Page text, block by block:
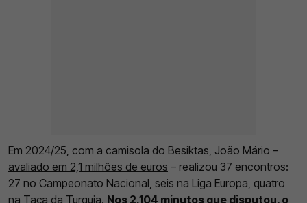
Em 2024/25, com a camisola do Besiktas, João Mário –
avaliado em 2,1 milhões de euros – realizou 37 encontros:
27 no Campeonato Nacional, seis na Liga Europa, quatro
na Taça da Turquia. Nos 2.104 minutos que disputou, o